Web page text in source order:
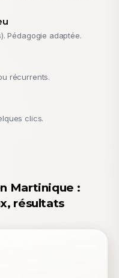
Pédagogie adaptée.
récurrents.
clics.
Martinique :
résultats